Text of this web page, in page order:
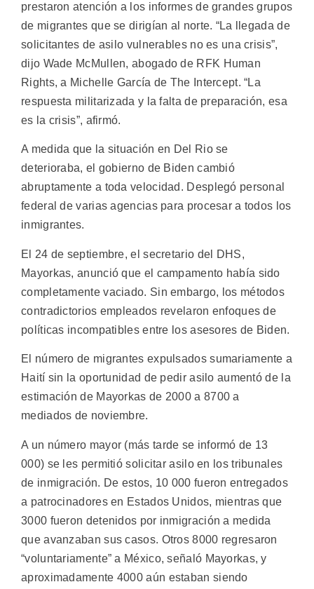
prestaron atención a los informes de grandes grupos
de migrantes que se dirigían al norte. “La llegada de
solicitantes de asilo vulnerables no es una crisis”,
dijo Wade McMullen, abogado de RFK Human
Rights, a Michelle García de The Intercept. “La
respuesta militarizada y la falta de preparación, esa
es la crisis”, afirmó.
A medida que la situación en Del Rio se
deterioraba, el gobierno de Biden cambió
abruptamente a toda velocidad. Desplegó personal
federal de varias agencias para procesar a todos los
inmigrantes.
El 24 de septiembre, el secretario del DHS,
Mayorkas, anunció que el campamento había sido
completamente vaciado. Sin embargo, los métodos
contradictorios empleados revelaron enfoques de
políticas incompatibles entre los asesores de Biden.
El número de migrantes expulsados sumariamente a
Haití sin la oportunidad de pedir asilo aumentó de la
estimación de Mayorkas de 2000 a 8700 a
mediados de noviembre.
A un número mayor (más tarde se informó de 13
000) se les permitió solicitar asilo en los tribunales
de inmigración. De estos, 10 000 fueron entregados
a patrocinadores en Estados Unidos, mientras que
3000 fueron detenidos por inmigración a medida
que avanzaban sus casos. Otros 8000 regresaron
“voluntariamente” a México, señaló Mayorkas, y
aproximadamente 4000 aún estaban siendo